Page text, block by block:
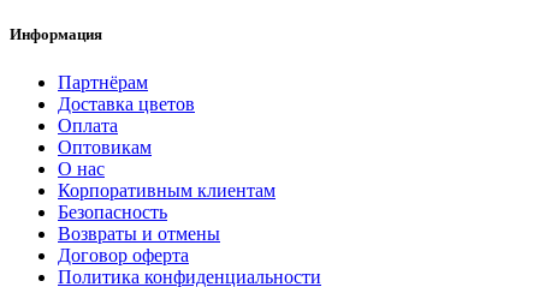
Информация
Партнёрам
Доставка цветов
Оплата
Оптовикам
О нас
Корпоративным клиентам
Безопасность
Возвраты и отмены
Договор оферта
Политика конфиденциальности